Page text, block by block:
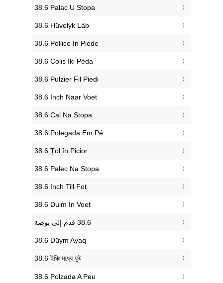
‎38.6 Palac U Stopa
‎38.6 Hüvelyk Láb
‎38.6 Pollice In Piede
‎38.6 Colis Iki Pėda
‎38.6 Pulzier Fil Piedi
‎38.6 Inch Naar Voet
‎38.6 Cal Na Stopa
‎38.6 Polegada Em Pé
‎38.6 Țol în Picior
‎38.6 Palec Na Stopa
‎38.6 Inch Till Fot
‎38.6 Duim In Voet
‎38.6 Düym Ayaq
‎38.6 ইঞ্চি মধ্যে ফুট
‎38.6 Polzada A Peu